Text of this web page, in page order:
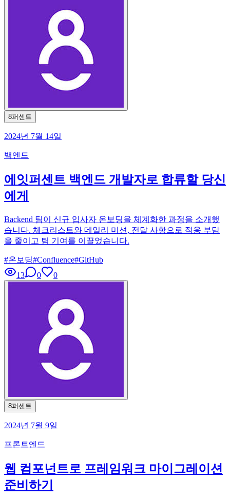
8퍼센트
2024년 7월 14일
백엔드
에잇퍼센트 백엔드 개발자로 합류할 당신
에게
Backend 팀이 신규 입사자 온보딩을 체계화한 과정을 소개했
습니다. 체크리스트와 데일리 미션, 전달 사항으로 적응 부담
을 줄이고 팀 기여를 이끌었습니다.
#온보딩#Confluence#GitHub
13
0 0
8퍼센트
2024년 7월 9일
프론트엔드
웹 컴포넌트로 프레임워크 마이그레이션
준비하기